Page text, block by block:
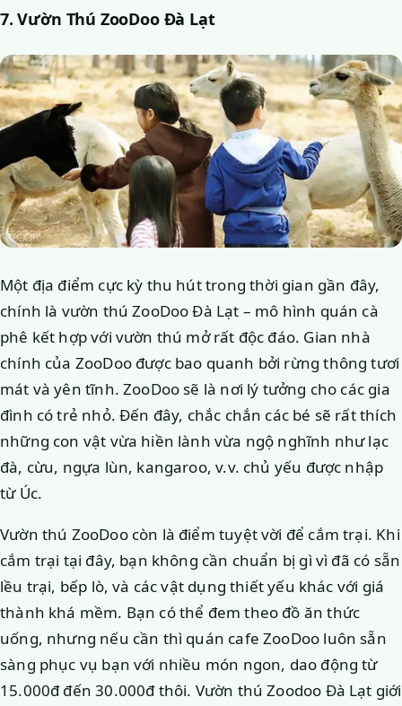
7. Vườn Thú ZooDoo Đà Lạt
Một địa điểm cực kỳ thu hút trong thời gian gần đây,
chính là vườn thú ZooDoo Đà Lạt – mô hình quán cà
phê kết hợp với vườn thú mở rất độc đáo. Gian nhà
chính của ZooDoo được bao quanh bởi rừng thông tươi
mát và yên tĩnh. ZooDoo sẽ là nơi lý tưởng cho các gia
đình có trẻ nhỏ. Đến đây, chắc chắn các bé sẽ rất thích
những con vật vừa hiền lành vừa ngộ nghĩnh như lạc
đà, cừu, ngựa lùn, kangaroo, v.v. chủ yếu được nhập
từ Úc.
Vườn thú ZooDoo còn là điểm tuyệt vời để cắm trại. Khi
cắm trại tại đây, bạn không cần chuẩn bị gì vì đã có sẵn
lều trại, bếp lò, và các vật dụng thiết yếu khác với giá
thành khá mềm. Bạn có thể đem theo đồ ăn thức
uống, nhưng nếu cần thì quán cafe ZooDoo luôn sẵn
sàng phục vụ bạn với nhiều món ngon, dao động từ
15.000đ đến 30.000đ thôi. Vườn thú Zoodoo Đà Lạt giới